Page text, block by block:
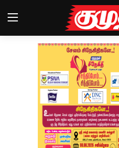
Magazines